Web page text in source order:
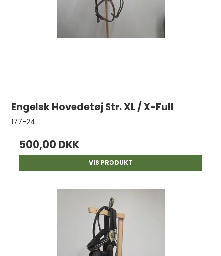
Engelsk Hovedetøj Str. XL / X-Full
177-24
500,00 DKK
VIS PRODUKT